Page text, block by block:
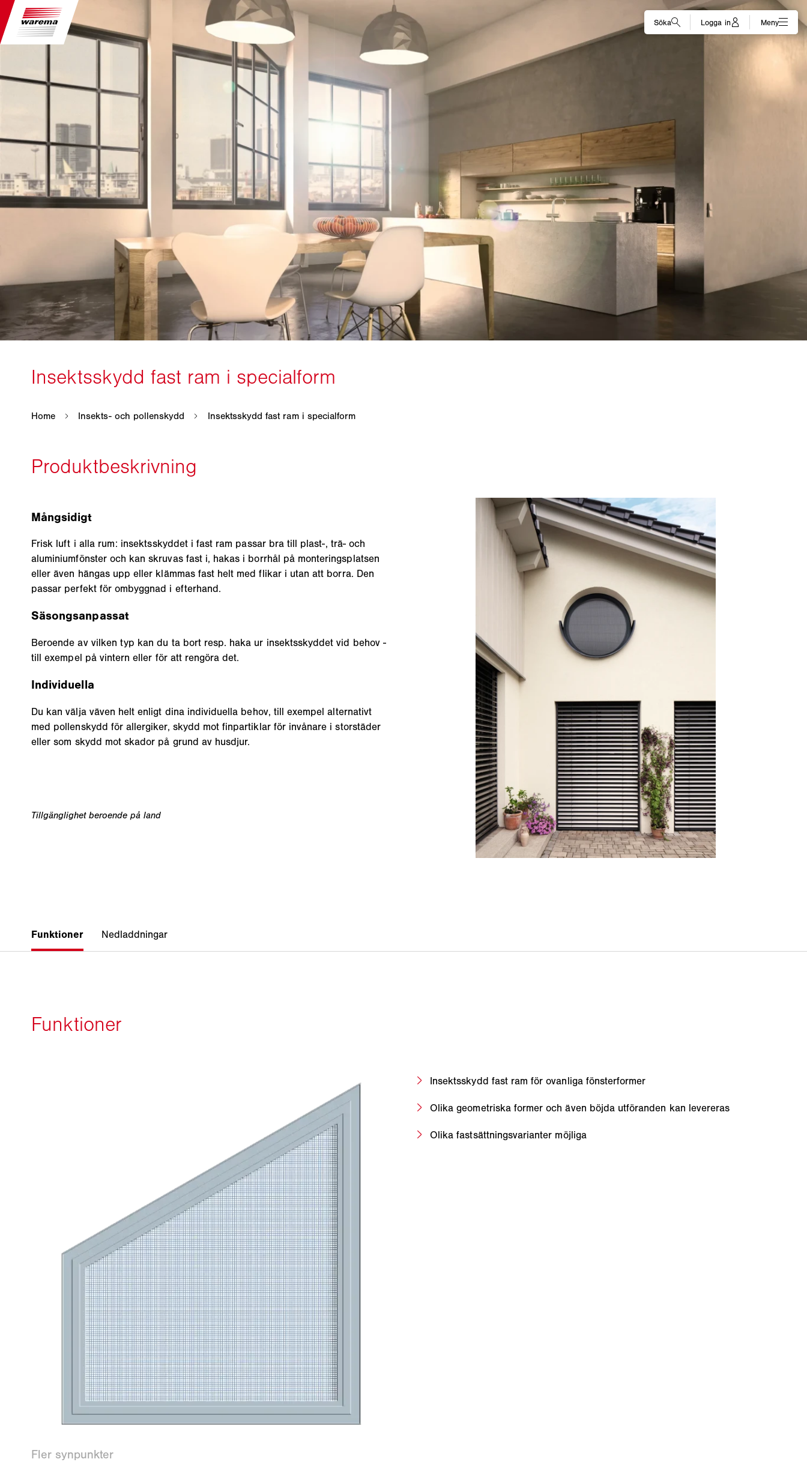
Mångsidigt
Frisk luft i alla rum: insektsskyddet i fast ram passar bra till plast-, trä- och
aluminiumfönster och kan skruvas fast i, hakas i borrhål på monteringsplatsen
eller även hängas upp eller klämmas fast helt med flikar i utan att borra. Den
passar perfekt för ombyggnad i efterhand.
Säsongsanpassat
Beroende av vilken typ kan du ta bort resp. haka ur insektsskyddet vid behov -
till exempel på vintern eller för att rengöra det.
Individuella
Du kan välja väven helt enligt dina individuella behov, till exempel alternativt
med pollenskydd för allergiker, skydd mot finpartiklar för invånare i storstäder
eller som skydd mot skador på grund av husdjur.
Insektsskydd fast ram för ovanliga fönsterformer
Olika geometriska former och även böjda utföranden kan levereras
Olika fastsättningsvarianter möjliga